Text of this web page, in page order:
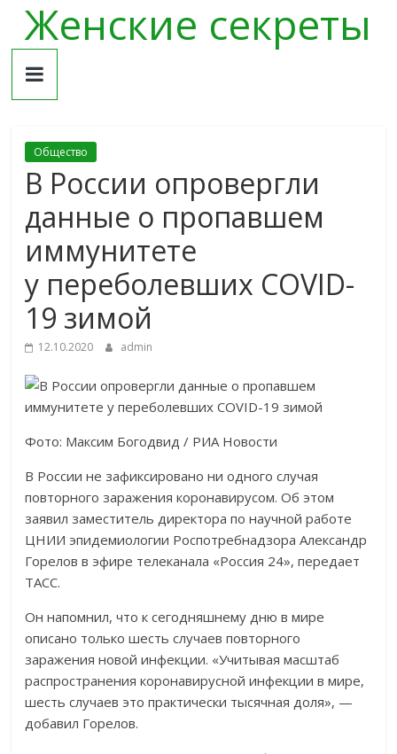
Skip
content
Женские секреты
Общество
В России опровергли
данные о пропавшем
иммунитете
у переболевших COVID-
19 зимой
12.10.2020 admin
Фото: Максим Богодвид / РИА Новости
В России не зафиксировано ни одного случая
повторного заражения коронавирусом. Об этом
заявил заместитель директора по научной работе
ЦНИИ эпидемиологии Роспотребнадзора Александр
Горелов в эфире телеканала «Россия 24», передает
ТАСС.
Он напомнил, что к сегодняшнему дню в мире
описано только шесть случаев повторного
заражения новой инфекции. «Учитывая масштаб
распространения коронавирусной инфекции в мире,
шесть случаев это практически тысячная доля», —
добавил Горелов.